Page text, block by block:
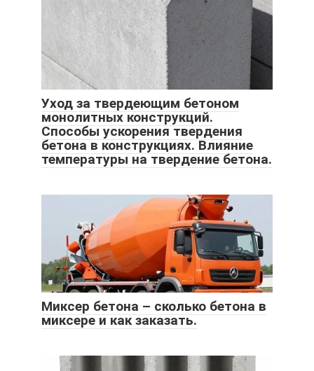
Уход за твердеющим бетоном
монолитных конструкций.
Способы ускорения твердения
бетона в конструкциях. Влияние
температуры на твердение бетона.
Миксер бетона – сколько бетона в
миксере и как заказать.